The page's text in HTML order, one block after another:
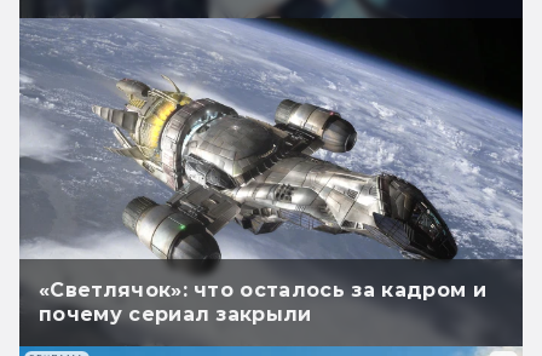
«Светлячок»: что осталось за кадром и
почему сериал закрыли